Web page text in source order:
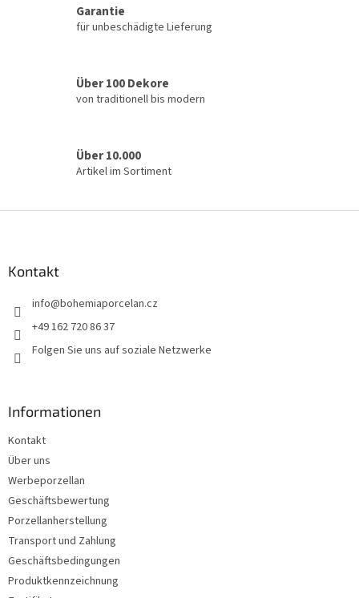
m
d
e
Garantie
für unbeschädigte Lieferung
Über 100 Dekore
von traditionell bis modern
Über 10.000
Artikel im Sortiment
Kontakt
info@bohemiaporcelan.cz
+49 162 720 86 37
Folgen Sie uns auf soziale Netzwerke
Informationen
Kontakt
Über uns
Werbeporzellan
Geschäftsbewertung
Porzellanherstellung
Transport und Zahlung
Geschäftsbedingungen
Produktkennzeichnung